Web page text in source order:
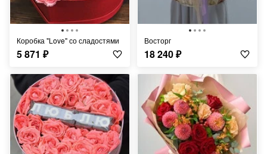
Коробка "Love" со сладостями
5 871 ₽
Восторг
18 240₽